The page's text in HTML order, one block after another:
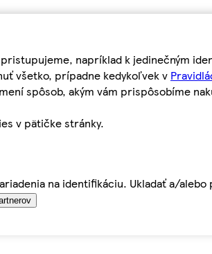
napríklad k jedinečným
všetko, prípadne kedykoľvek v
spôsob, akým vám prispôsobíme
v pätičke stránky.
na identifikáciu. Ukladať a/